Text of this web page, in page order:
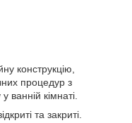
конструкцію,
процедур з
ванній кімнаті.
та закриті.